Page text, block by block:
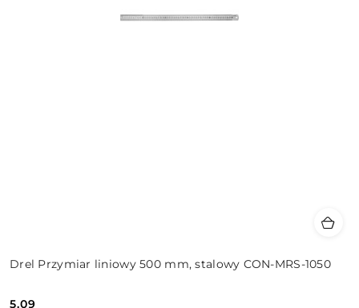
Drel Przymiar liniowy 500 mm, stalowy CON-MRS-1050
5.09